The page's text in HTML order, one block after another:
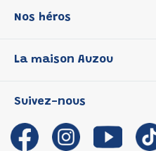
Nos héros
P'tit Loup
Les Influenceuses
Migali
La maison Auzou
Notre histoire
Auzou s'engage
Suivez-nous